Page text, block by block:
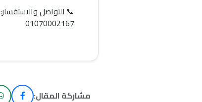
📞 للتواصل والاستفسار:
01070002167
مشاركة المقال: